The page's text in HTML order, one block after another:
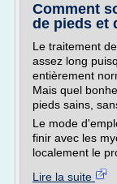
Comment
de pieds et
Le traitement
assez long
entièrement
Mais quel
pieds sains,
Le mode
finir avec les
localement le
Lire la suite